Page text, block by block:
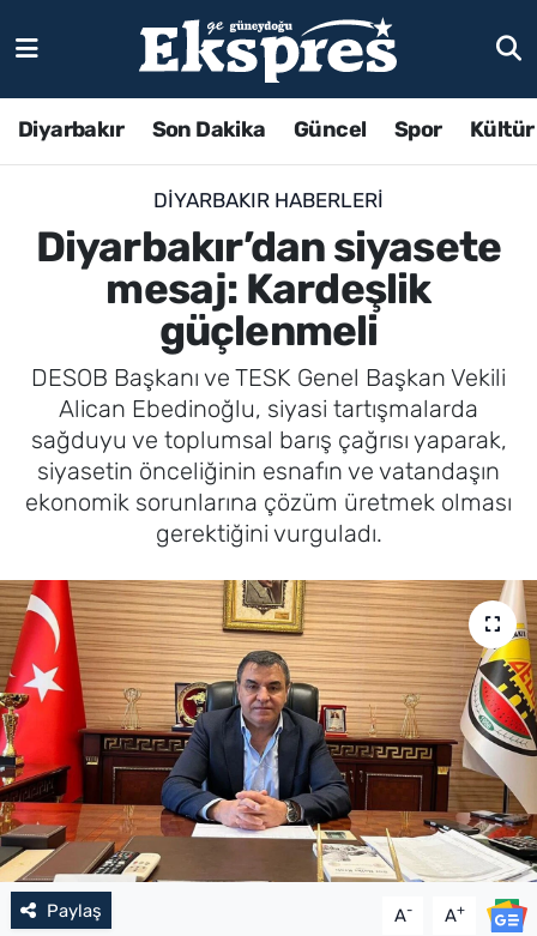
Diyarbakır Son Dakika Güncel Spor
DIYARBAKIR HABERLERI
Diyarbakır’dan siyasete
mesaj: Kardeşlik
güçlenmeli
DESOB Başkanı ve TESK Genel Başkan Vekili
Alican Ebedinoğlu, siyasi tartışmalarda
sağduyu ve toplumsal barış çağrısı yaparak,
siyasetin önceliğinin esnafın ve vatandaşın
ekonomik sorunlarına çözüm üretmek olması
gerektiğini vurguladı.
Paylaş A- A+